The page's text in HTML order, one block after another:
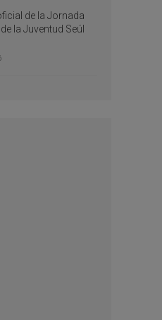
de la Jornada
la Juventud Seúl